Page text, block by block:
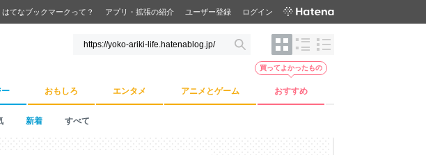
はてなブックマークって？ アプリ・拡張の紹介 ユーザー登録 ログイン
おもしろ エンタメ アニメとゲーム おすすめ
買ってよかったもの
新着 すべて